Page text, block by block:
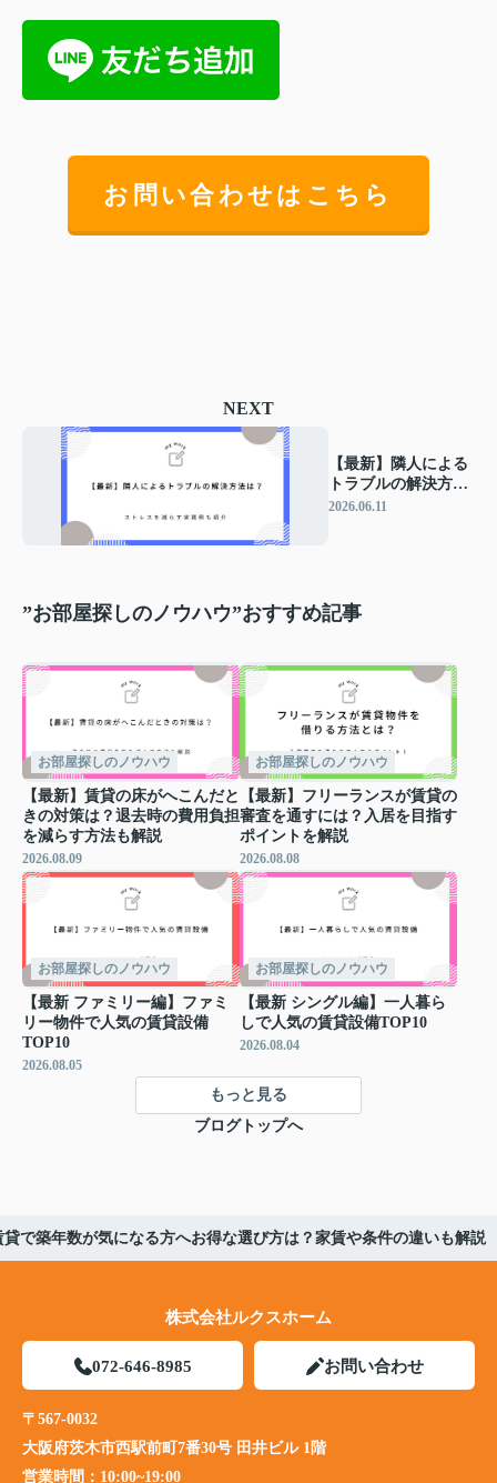
お問い合わせはこちら
NEXT
【最新】隣人による
トラブルの解決方法
は？ストレスを減ら
2026.06.11
”お部屋探しのノウハウ”おすすめ記事
お部屋探しのノウハウ
【最新】賃貸の床がへこんだと
きの対策は？退去時の費用負担
を減らす方法も解説
2026.08.09
お部屋探しのノウハウ
【最新】フリーランスが賃貸の
審査を通すには？入居を目指す
ポイントを解説
2026.08.08
お部屋探しのノウハウ
【最新 ファミリー編】ファミ
リー物件で人気の賃貸設備
TOP10
2026.08.05
お部屋探しのノウハウ
【最新 シングル編】一人暮ら
しで人気の賃貸設備TOP10
2026.08.04
もっと見る
ブログトップへ
貸で築年数が気になる方へお得な選び方は？家賃や条件の違いも解説
株式会社ルクスホーム
072-646-8985 お問い合わせ
〒567-0032
大阪府茨木市西駅前町7番30号 田井ビル 1階
営業時間： 10:00~19:00